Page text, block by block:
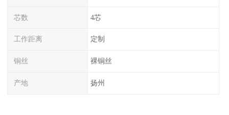
芯数 4芯
工作距离 定制
铜丝 裸铜丝
产地 扬州